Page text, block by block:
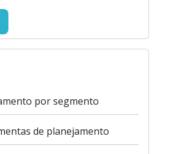
por segmento
de planejamento